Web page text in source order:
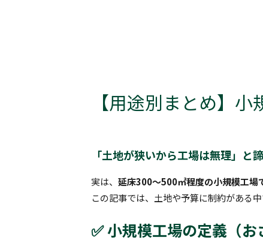
【用途別まとめ】
「土地が狭いから工場は無理」と
実は、延床300〜500㎡程度の小規模工場
この記事では、土地や予算に制約がある
✅ 小規模工場の定義（お